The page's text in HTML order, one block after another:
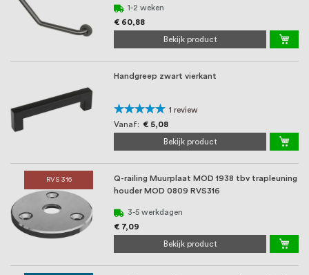
1-2 weken
€ 60,88
Bekijk product
Handgreep zwart vierkant
Waardering:
100%
1 review
Vanaf
€ 5,08
Bekijk product
RVS 316
Q-railing Muurplaat MOD 1938 tbv trapleuning
houder MOD 0809 RVS316
3-5 werkdagen
€ 7,09
Bekijk product